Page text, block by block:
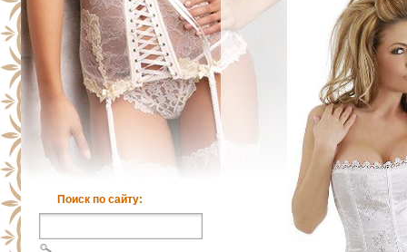
Поиск по сайту: